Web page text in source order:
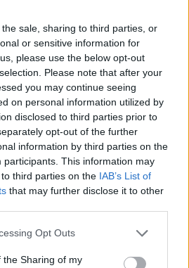
sale, sharing to third parties, or
or sensitive information for
please use the below opt-out
Please note that after your
you may continue seeing
on personal information utilized by
disclosed to third parties prior to
opt-out of the further
information by third parties on the
participants. This information may
third parties on the IAB’s List of
that may further disclose it to other
app uses one or more Google
usage behaviour. You may click to
Opt Outs
the Sharing of my
δεν εορταζεται με την
εμέ πρόκειται γιά το πιό
Ευαγγελίου, σπουδαιότερο
και την Ανάσταση.
Τι καιρό έχει εκεί πάνω στο